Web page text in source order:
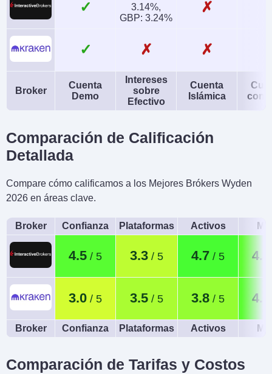
✓
3.14%,
GBP: 3.24%
✗
✓ ✗ ✗
Broker
Cuenta
Demo
Intereses
sobre
Efectivo
Cuenta
Islámica
Comparación de Calificación
Detallada
Compare cómo calificamos a los Mejores Brókers Wyden
2026 en áreas clave.
Broker Confianza Plataformas Activos
4.5 3.3 4.7 4.4
3.0 3.5 3.8 4.5
Broker Confianza Plataformas Activos
Comparación de Tarifas y Costos